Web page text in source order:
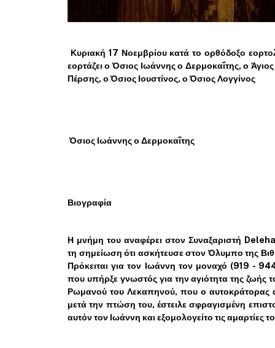
Κυριακή 17 Νοεμβρίου κατά το ορθόδοξο
εορτάζει ο Όσιος Ιωάννης ο Δερμοκαΐτης, ο
Πέρσης, ο Όσιος Ιουστίνος, ο Όσιος Λογγίνος
Όσιος Ιωάννης ο Δερμοκαΐτης
Βιογραφία
Η μνήμη του αναφέρει στον Συναξαριστή
τη σημείωση ότι ασκήτευσε στον Όλυμπο της
Πρόκειται για τον Ιωάννη τον μοναχό (919 -
που υπήρξε γνωστός για την αγιότητα της ζωής
Ρωμανού του Λεκαπηνού, που ο αυτοκράτορας
μετά την πτώση του, έστειλε σφραγισμένη
αυτόν τον Ιωάννη και εξομολογείτο τις αμαρτίες